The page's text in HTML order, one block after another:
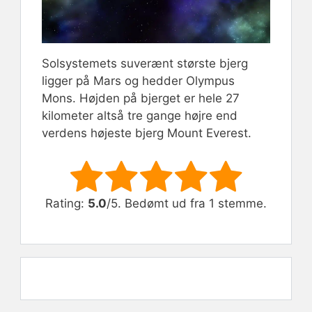
Solsystemets suverænt største bjerg
ligger på Mars og hedder Olympus
Mons. Højden på bjerget er hele 27
kilometer altså tre gange højre end
verdens højeste bjerg Mount Everest.
Rate this item:
Submit Rating
Rating: 5.0/5. Bedømt ud fra 1 stemme.